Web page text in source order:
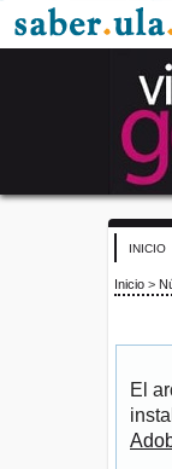
INICIO
Inicio >
El